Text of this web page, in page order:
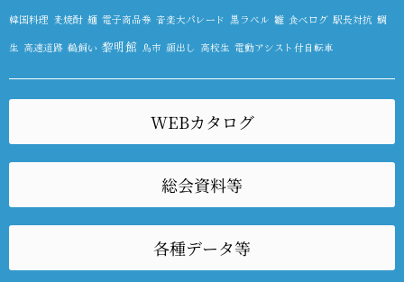
韓国料理 麦焼酎 麺 電子商品券 音楽大パレード 黒ラベル 雛 食べログ 駅長対抗 鯛
生 高速道路 鵜飼い 黎明館 鳥市 顔出し 高校生 電動アシスト付自転車
WEBカタログ
総会資料等
各種データ等